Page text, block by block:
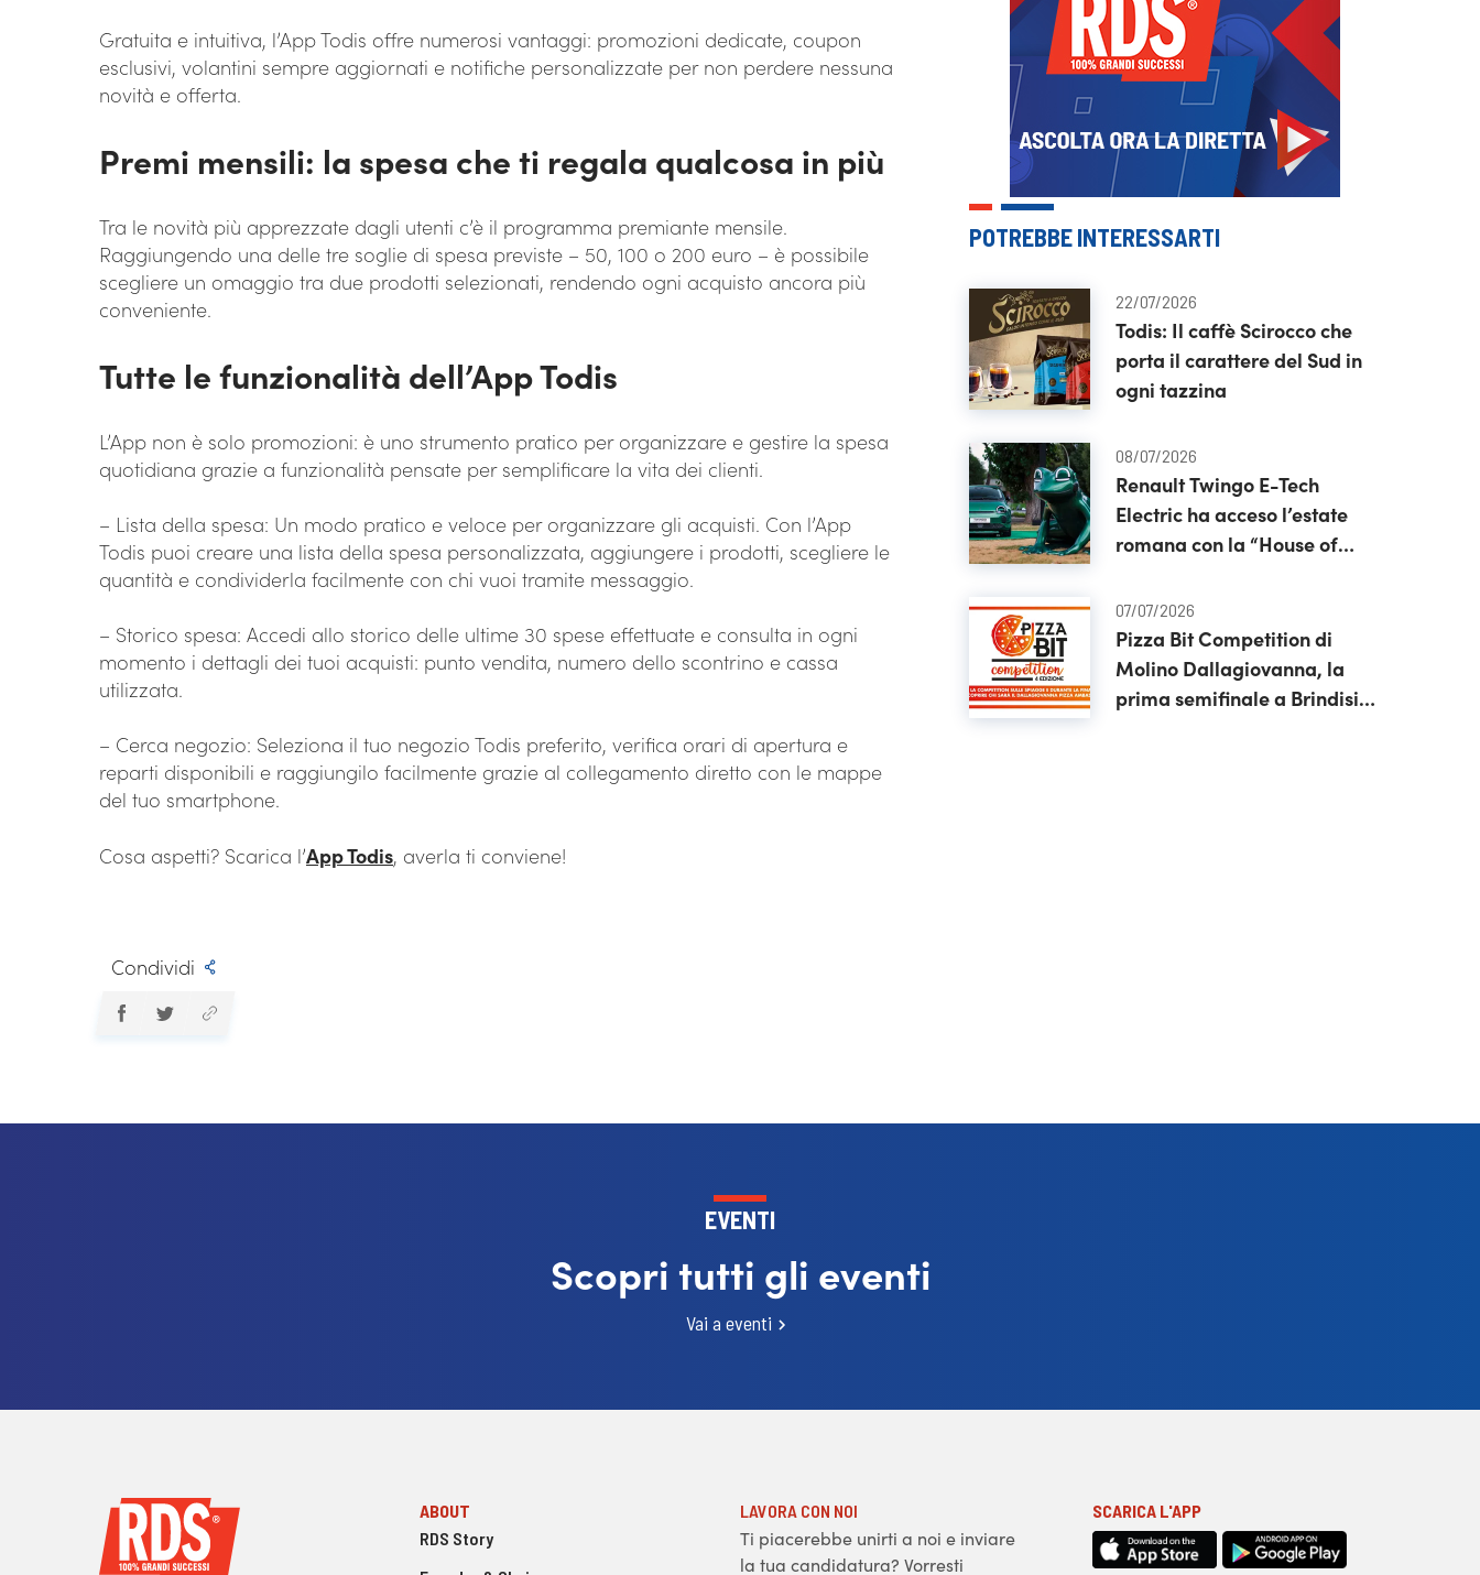
Gratuita e intuitiva, l’App Todis offre numerosi vantaggi: promozioni dedicate, coupon
esclusivi, volantini sempre aggiornati e notifiche personalizzate per non perdere nessuna
novità e offerta.
Premi mensili: la spesa che ti regala qualcosa in più
Tra le novità più apprezzate dagli utenti c’è il programma premiante mensile.
Raggiungendo una delle tre soglie di spesa previste – 50, 100 o 200 euro – è possibile
scegliere un omaggio tra due prodotti selezionati, rendendo ogni acquisto ancora più
conveniente.
Tutte le funzionalità dell’App Todis
L’App non è solo promozioni: è uno strumento pratico per organizzare e gestire la spesa
quotidiana grazie a funzionalità pensate per semplificare la vita dei clienti.
– Lista della spesa: Un modo pratico e veloce per organizzare gli acquisti. Con l’App
Todis puoi creare una lista della spesa personalizzata, aggiungere i prodotti, scegliere le
quantità e condividerla facilmente con chi vuoi tramite messaggio.
– Storico spesa: Accedi allo storico delle ultime 30 spese effettuate e consulta in ogni
momento i dettagli dei tuoi acquisti: punto vendita, numero dello scontrino e cassa
utilizzata.
– Cerca negozio: Seleziona il tuo negozio Todis preferito, verifica orari di apertura e
reparti disponibili e raggiungilo facilmente grazie al collegamento diretto con le mappe
del tuo smartphone.
Cosa aspetti? Scarica l’App Todis, averla ti conviene!
Condividi
POTREBBE INTERESSARTI
22/07/2026
Todis: Il caffè Scirocco che
porta il carattere del Sud in
ogni tazzina
08/07/2026
Renault Twingo E-Tech
Electric ha acceso l’estate
romana con la “House of
07/07/2026
Pizza Bit Competition di
Molino Dallagiovanna, la
prima semifinale a Brindisi
EVENTI
Scopri tutti gli eventi
Vai a eventi
ABOUT
RDS Story
LAVORA CON NOI
Ti piacerebbe unirti a noi e inviare
la tua candidatura? Vorresti
SCARICA L'APP